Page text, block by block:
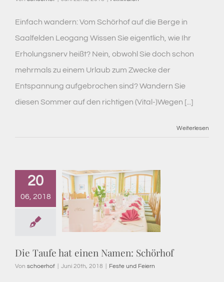
Einfach wandern: Vom Schörhof auf die Berge in
Saalfelden Leogang Wissen Sie eigentlich, wie Ihr
Erholungsnerv heißt? Nein, obwohl Sie doch schon
mehrmals zu einem Urlaub zum Zwecke der
Entspannung aufgebrochen sind? Wandern Sie
diesen Sommer auf den richtigen (Vital-)Wegen [...]
Weiterlesen
20
06, 2018
Die Taufe hat einen Namen: Schörhof
Von schoerhof Juni 20th, 2018 Feste und Feiern